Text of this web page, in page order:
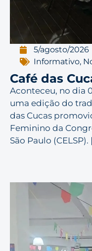
5/agosto/2026
Informativo,
Café das
Aconteceu, no dia
uma edição do
das Cucas
Feminino da
São Paulo (CELSP).